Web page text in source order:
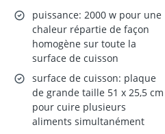
puissance: 2000 w pour une
chaleur répartie de façon
homogène sur toute la
surface de cuisson
surface de cuisson: plaque
de grande taille 51 x 25,5 cm
pour cuire plusieurs
aliments simultanément